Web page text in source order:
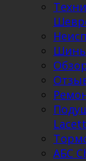
Шины
АБС